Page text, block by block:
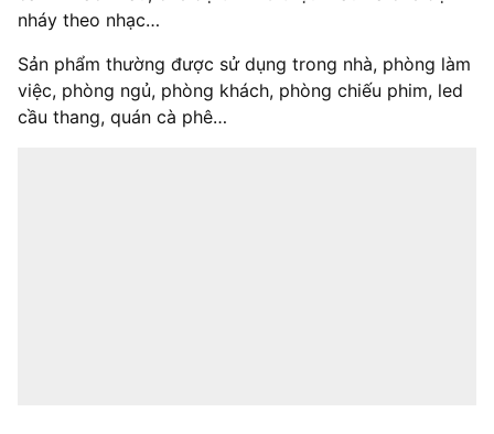
nháy theo nhạc…
Sản phẩm thường được sử dụng trong nhà, phòng làm
việc, phòng ngủ, phòng khách, phòng chiếu phim, led
cầu thang, quán cà phê…